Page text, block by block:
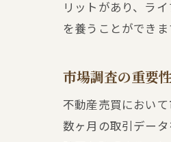
リットがあり、ラ
を養うことができま
市場調査の重要
不動産売買におい
数ヶ月の取引デー